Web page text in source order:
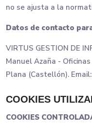
no se ajusta a la
Datos de contacto
VIRTUS GESTION DE
Manuel Azaña -
Plana (Castellón).
COOKIES
COOKIES